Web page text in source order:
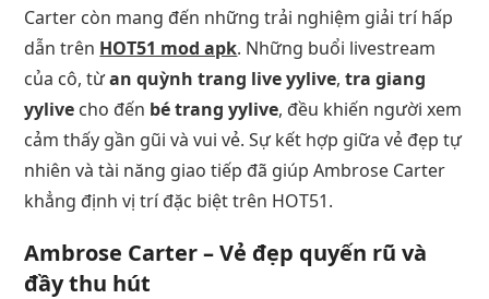
Carter còn mang đến những trải nghiệm giải trí hấp
dẫn trên HOT51 mod apk. Những buổi livestream
của cô, từan quỳnh trang live yylive,tra giang
yylive cho đến bé trang yylive, đều khiến người xem
cảm thấy gần gũi và vui vẻ. Sự kết hợp giữa vẻ đẹp tự
nhiên và tài năng giao tiếp đã giúp Ambrose Carter
khẳng định vị trí đặc biệt trên HOT51.
Ambrose Carter – Vẻ đẹp quyến rũ và
đầy thu hút